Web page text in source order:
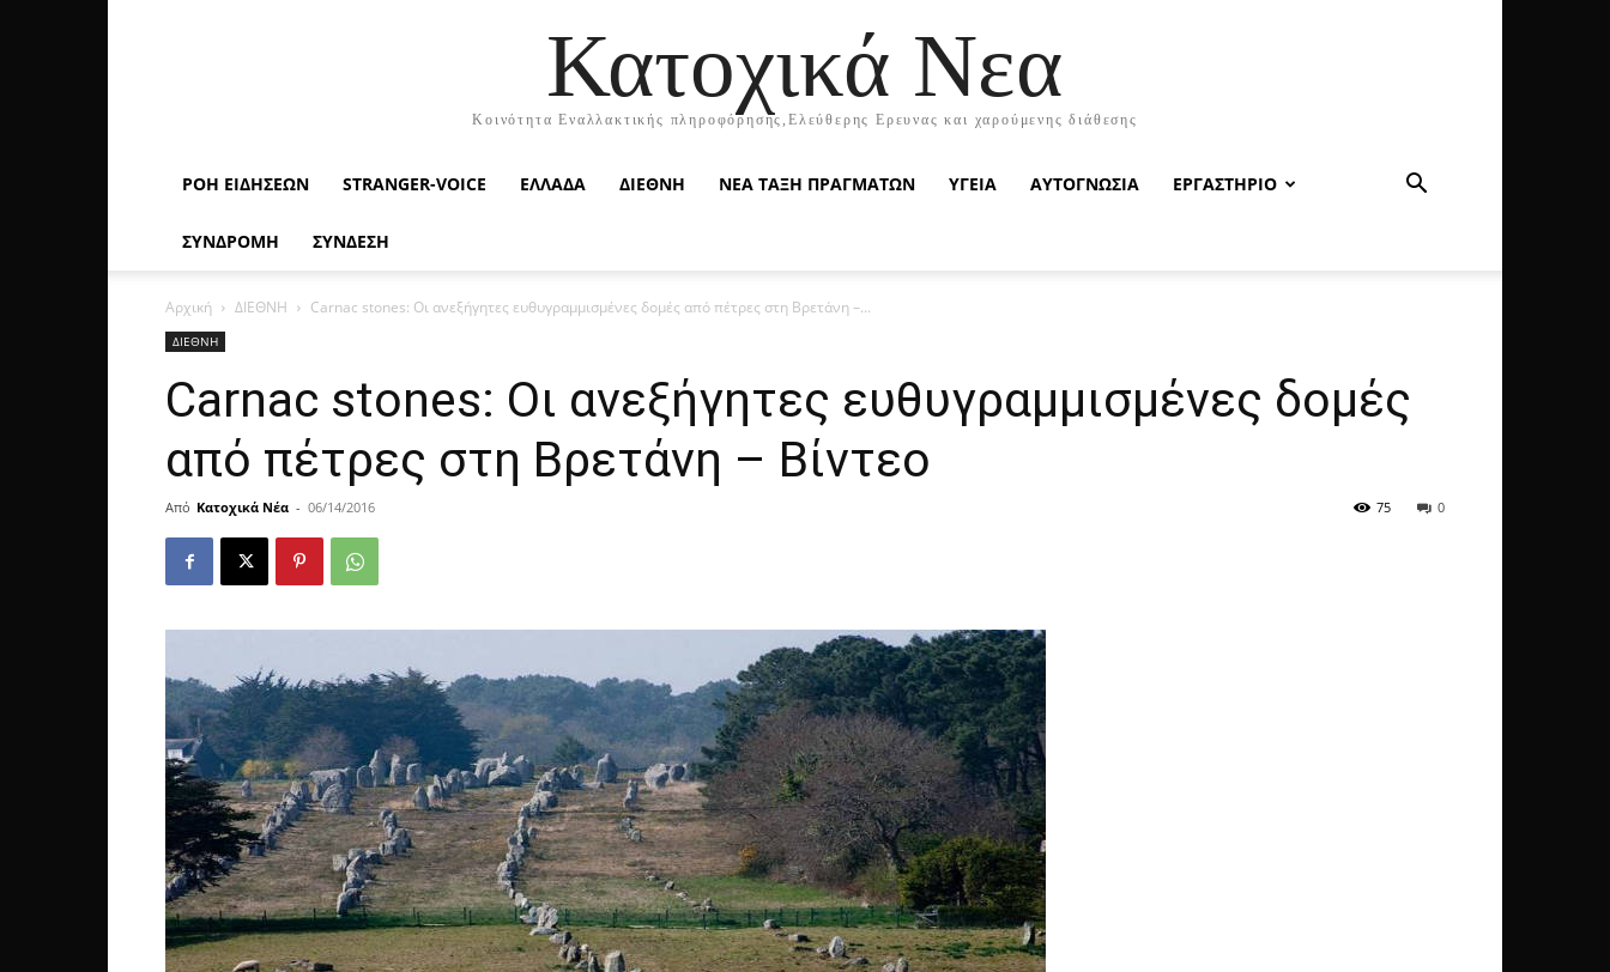
Κατοχικά Νεα
Κοινότητα Εναλλακτικής πληροφόρησης,Ελεύθερης Ερευνας και χαρούμενης διάθεσης
ΡΟΉ ΕΙΔΉΣΕΩΝ STRANGER-VOICE ΕΛΛΑΔΑ ΔΙΕΘΝΗ ΝΕΑ ΤΑΞΗ ΠΡΑΓΜΑΤΩΝ ΥΓΕΙΑ ΑΥΤΟΓΝΩΣΙΑ ΕΡΓΑΣΤΗΡΙΟ
ΣΥΝΔΡΟΜΗ ΣΥΝΔΕΣΗ
Αρχική ΔΙΕΘΝΗ Carnac stones: Οι ανεξήγητες ευθυγραμμισμένες δομές από πέτρες στη Βρετάνη –...
ΔΙΕΘΝΗ
Carnac stones: Οι ανεξήγητες ευθυγραμμισμένες δομές
από πέτρες στη Βρετάνη – Βίντεο
Από Κατοχικά Νέα - 06/14/2016 0
75